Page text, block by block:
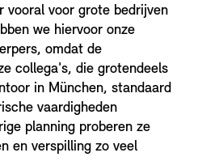
vooral voor grote bedrijven
we hiervoor onze
omdat de
collega's, die grotendeels
in München, standaard
vaardigheden
planning proberen ze
en verspilling zo veel